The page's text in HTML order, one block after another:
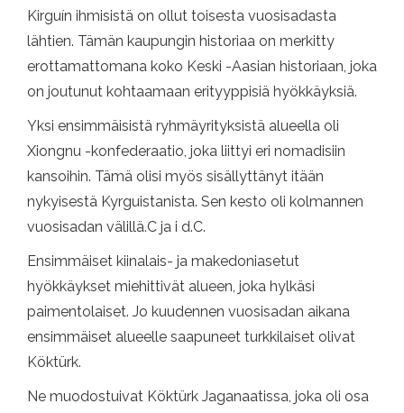
Kirguín ihmisistä on ollut toisesta vuosisadasta
lähtien. Tämän kaupungin historiaa on merkitty
erottamattomana koko Keski -Aasian historiaan, joka
on joutunut kohtaamaan erityyppisiä hyökkäyksiä.
Yksi ensimmäisistä ryhmäyrityksistä alueella oli
Xiongnu -konfederaatio, joka liittyi eri nomadisiin
kansoihin. Tämä olisi myös sisällyttänyt itään
nykyisestä Kyrguistanista. Sen kesto oli kolmannen
vuosisadan välillä.C ja i d.C.
Ensimmäiset kiinalais- ja makedoniasetut
hyökkäykset miehittivät alueen, joka hylkäsi
paimentolaiset. Jo kuudennen vuosisadan aikana
ensimmäiset alueelle saapuneet turkkilaiset olivat
Köktürk.
Ne muodostuivat Köktürk Jaganaatissa, joka oli osa